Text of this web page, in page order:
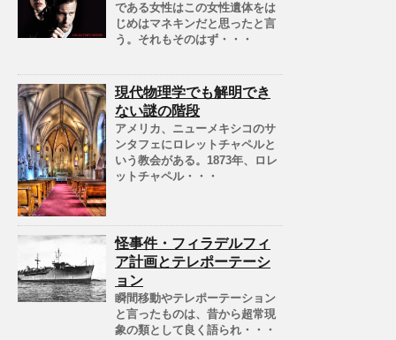
である女性はこの女性遺体をは
じめはマネキンだと思ったと言
う。それもそのはず・・・
現代物理学でも解明でき
ない謎の階段
アメリカ、ニューメキシコのサ
ンタフェにロレットチャペルと
いう教会がある。1873年、ロレ
ットチャペル・・・
怪事件・フィラデルフィ
ア計画とテレポーテーシ
ョン
瞬間移動やテレポーテーション
と言ったものは、昔から超常現
象の類として良く語られ・・・